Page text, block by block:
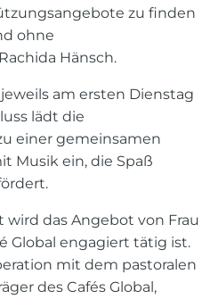
zu finden
ohne
Hänsch.
am ersten Dienstag
lädt die
einer gemeinsamen
Musik ein, die Spaß
das Angebot von Frau
Global engagiert tätig ist.
mit dem pastoralen
des Cafés Global,